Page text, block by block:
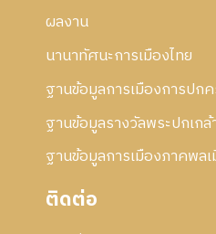
ผลงาน
นานาทัศนะการเมืองไทย
ฐานข้อมูลการเมืองการปก
ฐานข้อมูลรางวัลพระปกเกล้
ฐานข้อมูลการเมืองภาคพล
ติดต่อ